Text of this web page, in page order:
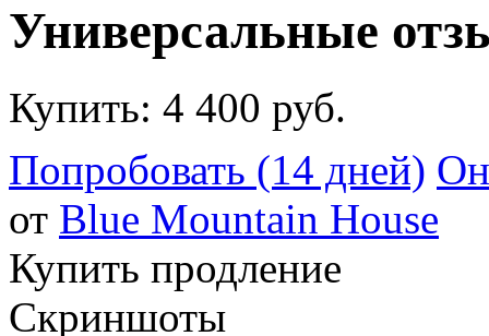
Универсальные
Купить: 4 400 руб.
Попробовать (14 дней)
от Blue Mountain House
Купить продление
Скриншоты